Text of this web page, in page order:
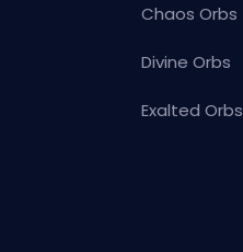
Chaos Orbs
Divine Orbs
Exalted Orbs